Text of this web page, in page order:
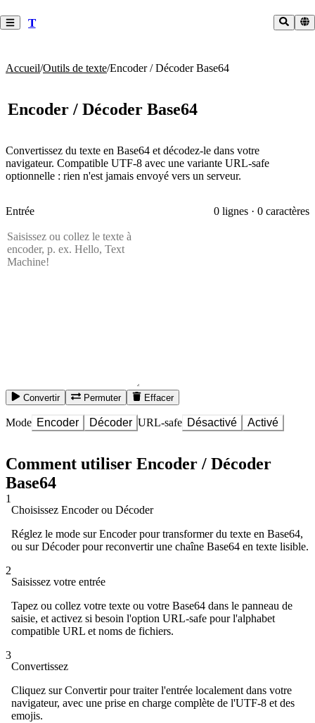
T
Accueil/Outils de texte/Encoder / Décoder Base64
Encoder / Décoder Base64
Convertissez du texte en Base64 et décodez-le dans votre
navigateur. Compatible UTF-8 avec une variante URL-safe
optionnelle : rien n'est jamais envoyé vers un serveur.
Entrée 0 lignes · 0 caractères
Convertir Permuter Effacer
Mode Encoder Décoder URL-safe Désactivé Activé
Comment utiliser Encoder / Décoder
Base64
1
Choisissez Encoder ou Décoder
Réglez le mode sur Encoder pour transformer du texte en Base64,
ou sur Décoder pour reconvertir une chaîne Base64 en texte lisible.
2
Saisissez votre entrée
Tapez ou collez votre texte ou votre Base64 dans le panneau de
saisie, et activez si besoin l'option URL-safe pour l'alphabet
compatible URL et noms de fichiers.
3
Convertissez
Cliquez sur Convertir pour traiter l'entrée localement dans votre
navigateur, avec une prise en charge complète de l'UTF-8 et des
emojis.